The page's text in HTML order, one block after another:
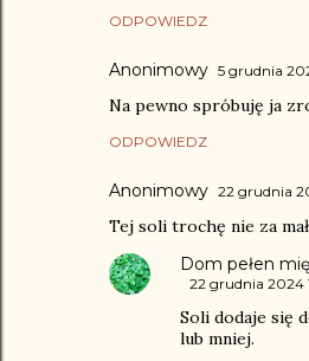
ODPOWIEDZ
Anonimowy 5 grudnia
Na pewno spróbuję ja
ODPOWIEDZ
Anonimowy 22 grudnia
Tej soli trochę nie za
Dom pełen
22 grudnia 2024
Soli dodaje się
lub mniej.